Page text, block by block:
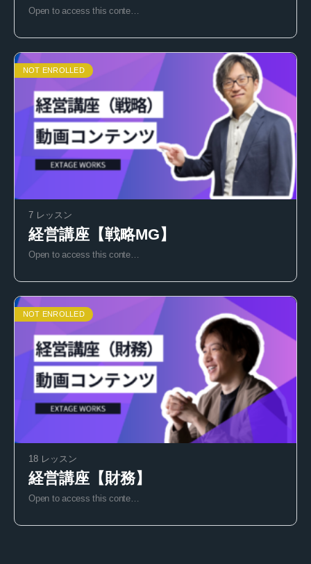
Open to access this conte…
NOT ENROLLED
7 レッスン
経営講座【戦略MG】
Open to access this conte…
NOT ENROLLED
18 レッスン
経営講座【財務】
Open to access this conte…